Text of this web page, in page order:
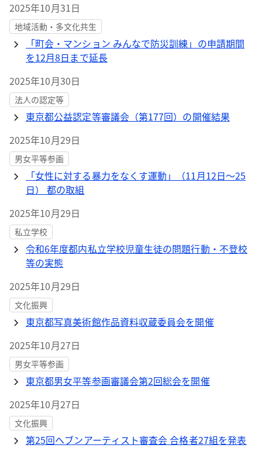
2025年10月31日
地域活動・多文化共生
「町会・マンション みんなで防災訓練」の申請期間
を12月8日まで延長
2025年10月30日
法人の認定等
東京都公益認定等審議会（第177回）の開催結果
2025年10月29日
男女平等参画
「女性に対する暴力をなくす運動」（11月12日～25
日） 都の取組
2025年10月29日
私立学校
令和6年度都内私立学校児童生徒の問題行動・不登校
等の実態
2025年10月29日
文化振興
東京都写真美術館作品資料収蔵委員会を開催
2025年10月27日
男女平等参画
東京都男女平等参画審議会第2回総会を開催
2025年10月27日
文化振興
第25回ヘブンアーティスト審査会 合格者27組を発表